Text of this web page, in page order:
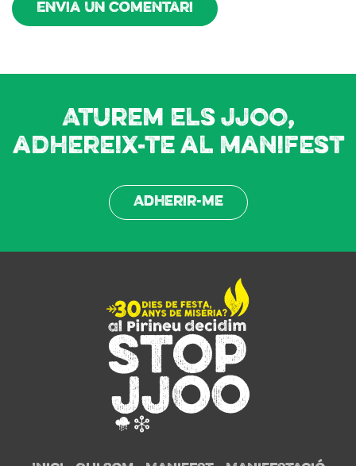
Envia un comentari
Aturem els JJOO,
adhereix-te al manifest
Adherir-me